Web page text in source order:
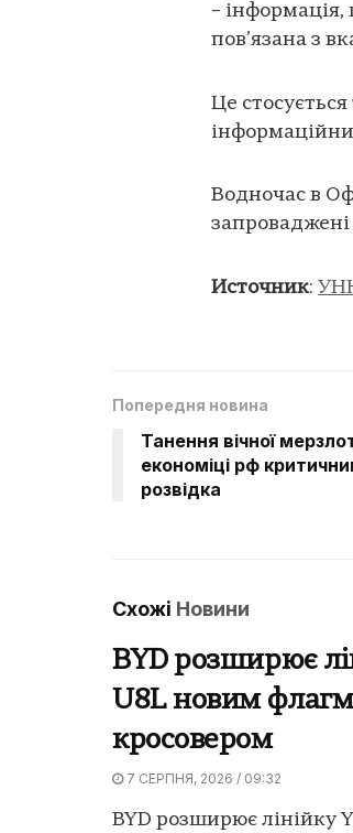
–
пов’язана з
Це
Водночас в
запроваджені
Источник:
Попередня новина
Танення вічної
економіці рф
розвідка
Схожі Новини
BYD розширює
U8L новим
кросовером
7 СЕРПНЯ, 2026 / 09:32
BYD розширює лінійку